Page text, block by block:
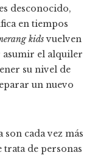
desconocido,
en tiempos
kidsvuelven
asumir el alquiler
su nivel de
un nuevo
cada vez más
trata de personas